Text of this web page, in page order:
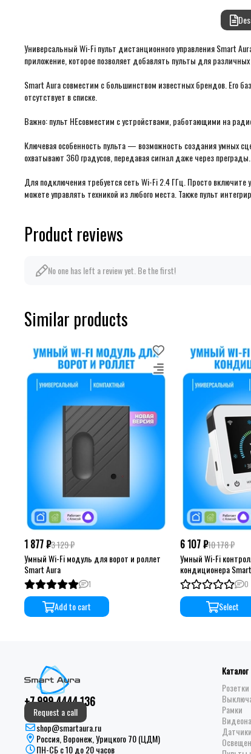
Универсальный Wi-Fi пульт дистанционного управления Smart
приложение, которое позволяет добавлять пульты для
Smart Aura совместим с большинством известных брендов. Его
отсутствует в списке.
Важно: пульт НЕсовместим с устройствами, работающими на
Ключевая особенность пульта — возможность создания умных
охватывают 360 градусов, передавая сигнал даже через преграды.
Для подключения требуется сеть Wi-Fi 2.4 ГГц. Просто
можете управлять техникой из любого места. Также пульт
Product reviews
No one has left a review yet. Be the first!
Similar products
1 877 ₽3 129 ₽
Умный Wi-Fi модуль для ворот и роллет
Smart Aura
1
Add to cart
6 107 ₽10 178 ₽
Умный Wi-Fi
кондиционера
0
Select
+7 999 4444 136
Request a call
shop@smartaura.ru
Россия, Воронеж, Урицкого 70 (ЦДМ)
ПН-СБ с 10 до 20 часов
Каталог
Розетки
Рамки
Датчики